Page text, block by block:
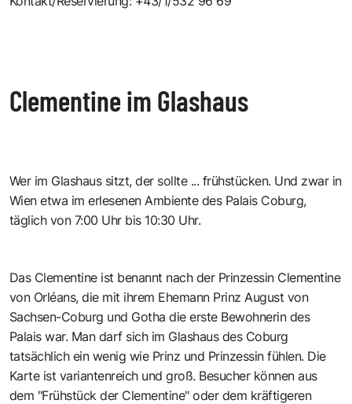
Clementine im Glashaus
Wer im Glashaus sitzt, der sollte ... frühstücken. Und zwar in
Wien etwa im erlesenen Ambiente des Palais Coburg,
täglich von 7:00 Uhr bis 10:30 Uhr.
Das Clementine ist benannt nach der Prinzessin Clementine
von Orléans, die mit ihrem Ehemann Prinz August von
Sachsen-Coburg und Gotha die erste Bewohnerin des
Palais war. Man darf sich im Glashaus des Coburg
tatsächlich ein wenig wie Prinz und Prinzessin fühlen. Die
Karte ist variantenreich und groß. Besucher können aus
dem "Frühstück der Clementine" oder dem kräftigeren